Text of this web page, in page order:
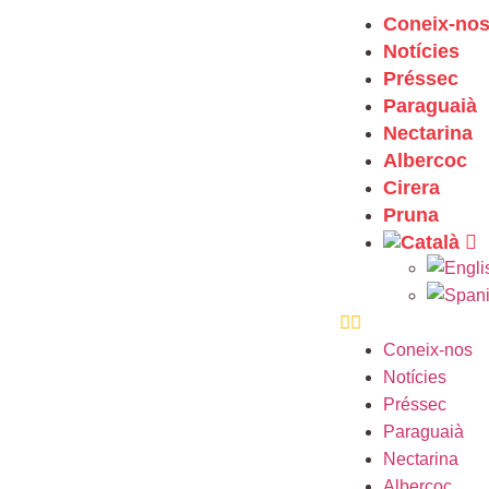
Coneix-nos
Notícies
Préssec
Paraguaià
Nectarina
Albercoc
Cirera
Pruna
Coneix-nos
Notícies
Préssec
Paraguaià
Nectarina